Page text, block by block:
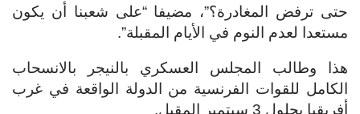
حتى ترفض المغادرة؟”، مضيفا “على شعبنا أن يكون
مستعدا لعدم النوم في الأيام المقبلة”.
هذا وطالب المجلس العسكري بالنيجر بالانسحاب
الكامل للقوات الفرنسية من الدولة الواقعة في غرب
أفريقيا بحلول 3 سبتمبر المقبل.